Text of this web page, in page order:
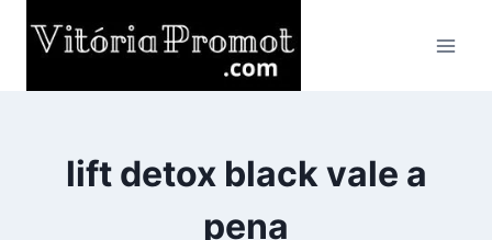
lift detox black vale a
pena